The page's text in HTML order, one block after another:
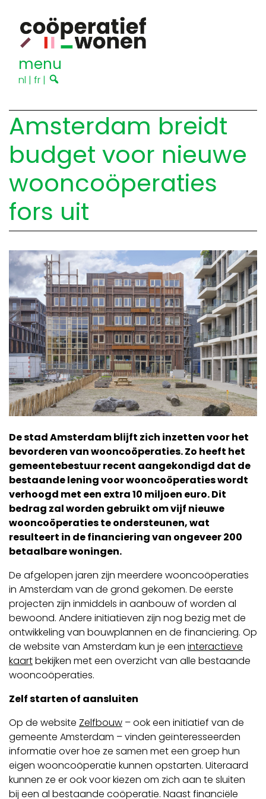
menu
nl | fr |
Amsterdam breidt
budget voor nieuwe
wooncoöperaties
fors uit
De stad Amsterdam blijft zich inzetten voor het
bevorderen van wooncoöperaties. Zo heeft het
gemeentebestuur recent aangekondigd dat de
bestaande lening voor wooncoöperaties wordt
verhoogd met een extra 10 miljoen euro. Dit
bedrag zal worden gebruikt om vijf nieuwe
wooncoöperaties te ondersteunen, wat
resulteert in de financiering van ongeveer 200
betaalbare woningen.
De afgelopen jaren zijn meerdere wooncoöperaties
in Amsterdam van de grond gekomen. De eerste
projecten zijn inmiddels in aanbouw of worden al
bewoond. Andere initiatieven zijn nog bezig met de
ontwikkeling van bouwplannen en de financiering. Op
de website van Amsterdam kun je een interactieve
kaartbekijken met een overzicht van alle bestaande
wooncoöperaties.
Zelf starten of aansluiten
Op de website Zelfbouw – ook een initiatief van de
gemeente Amsterdam – vinden geïnteresseerden
informatie over hoe ze samen met een groep hun
eigen wooncoöperatie kunnen opstarten. Uiteraard
kunnen ze er ook voor kiezen om zich aan te sluiten
bij een al bestaande coöperatie. Naast financiële